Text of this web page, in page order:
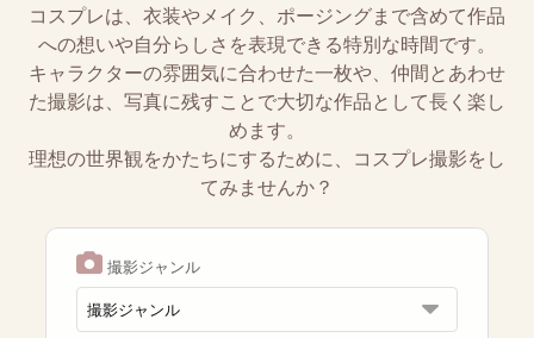
コスプレは、衣装やメイク、ポージングまで含めて作品
への想いや自分らしさを表現できる特別な時間です。
キャラクターの雰囲気に合わせた一枚や、仲間とあわせ
た撮影は、写真に残すことで大切な作品として長く楽し
めます。
理想の世界観をかたちにするために、コスプレ撮影をし
てみませんか？
撮影ジャンル